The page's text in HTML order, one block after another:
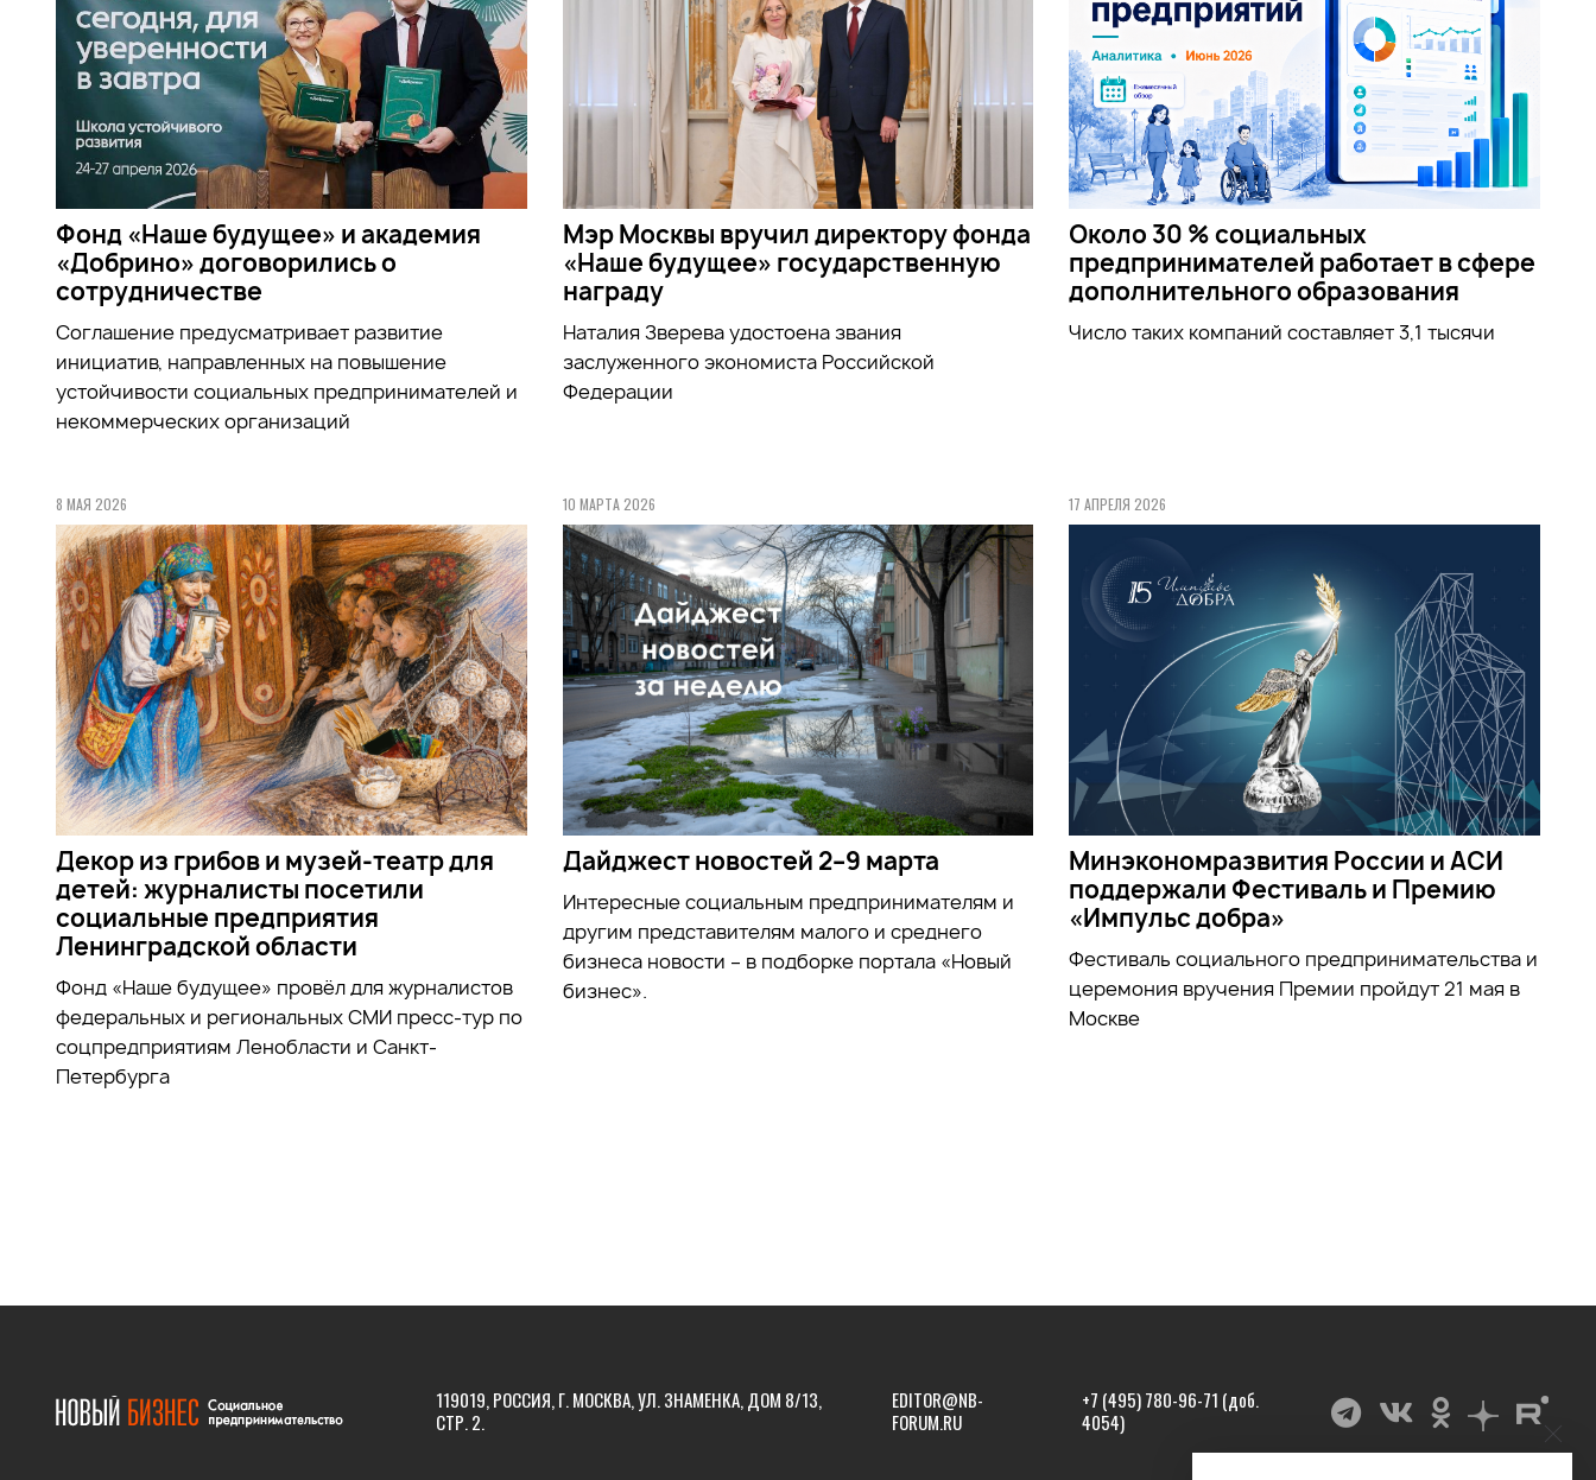
Фонд «Наше будущее» и академия
«Добрино» договорились о
сотрудничестве
Соглашение предусматривает развитие
инициатив, направленных на повышение
устойчивости социальных предпринимателей и
некоммерческих организаций
Мэр Москвы вручил директору фонда
«Наше будущее» государственную
награду
Наталия Зверева удостоена звания
заслуженного экономиста Российской
Федерации
Около 30 % социальных
предпринимателей работает в сфере
дополнительного образования
Число таких компаний составляет 3,1 тысячи
8 МАЯ 2026
Декор из грибов и музей-театр для
детей: журналисты посетили
социальные предприятия
Ленинградской области
Фонд «Наше будущее» провёл для журналистов
федеральных и региональных СМИ пресс-тур по
соцпредприятиям Ленобласти и Санкт-
Петербурга
10 МАРТА 2026
Дайджест новостей 2–9 марта
Интересные социальным предпринимателям и
другим представителям малого и среднего
бизнеса новости – в подборке портала «Новый
бизнес».
17 АПРЕЛЯ 2026
Минэкономразвития России и АСИ
поддержали Фестиваль и Премию
«Импульс добра»
Фестиваль социального предпринимательства и
церемония вручения Премии пройдут 21 мая в
Москве
119019, РОССИЯ, Г. МОСКВА, УЛ. ЗНАМЕНКА, ДОМ 8/13,
СТР. 2.
EDITOR@NB-
FORUM.RU
+7 (495) 780-96-71 (доб.
4054)